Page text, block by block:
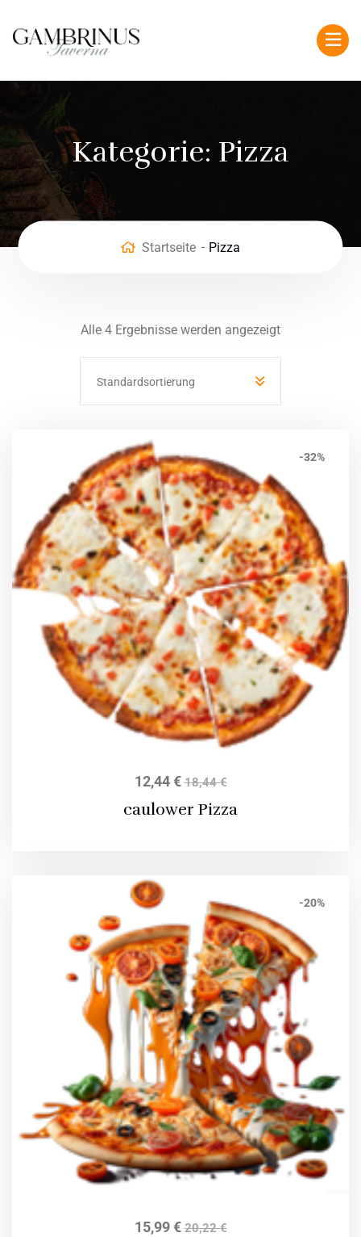
Kategorie: Pizza
Startseite Pizza
Alle 4 Ergebnisse werden angezeigt
Standardsortierung
-32%
12,44€ 18,44€
caulower Pizza
-20%
15,99€ 20,22€